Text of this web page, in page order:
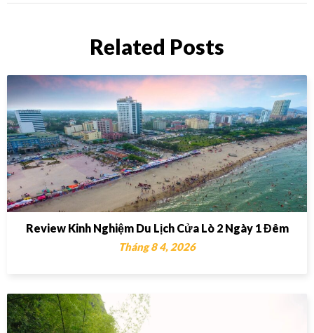
Related Posts
Review Kinh Nghiệm Du Lịch Cửa Lò 2 Ngày 1 Đêm
Tháng 8 4, 2026